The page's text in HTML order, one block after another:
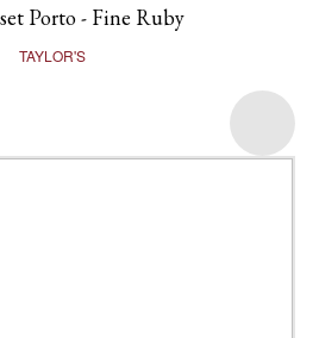
Porto - Fine Ruby
TAYLOR'S